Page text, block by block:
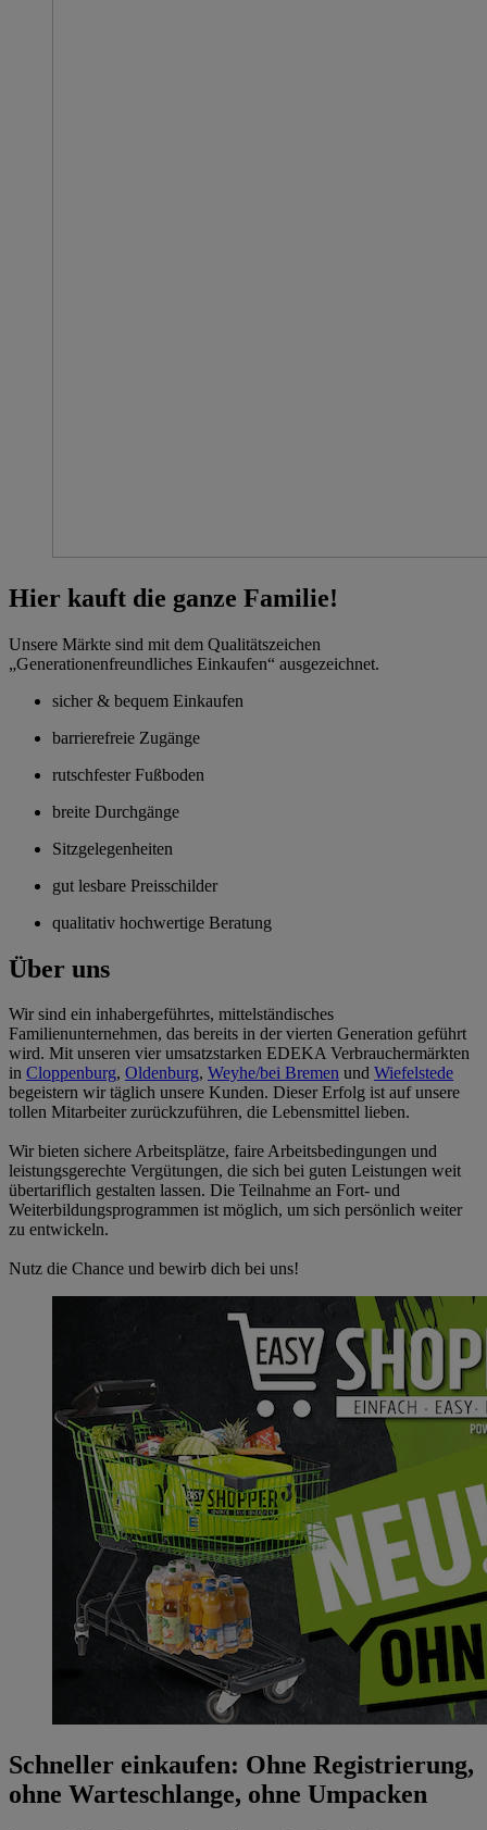
Hier kauft die ganze Familie!
Unsere Märkte sind mit dem Qualitätszeichen
„Generationenfreundliches Einkaufen“ ausgezeichnet.
sicher & bequem Einkaufen
barrierefreie Zugänge
rutschfester Fußboden
breite Durchgänge
Sitzgelegenheiten
gut lesbare Preisschilder
qualitativ hochwertige Beratung
Über uns
Wir sind ein inhabergeführtes, mittelständisches
Familienunternehmen, das bereits in der vierten Generation geführt
wird. Mit unseren vier umsatzstarken EDEKA Verbrauchermärkten
in Cloppenburg, Oldenburg, Weyhe/bei Bremen und Wiefelstede
begeistern wir täglich unsere Kunden. Dieser Erfolg ist auf unsere
tollen Mitarbeiter zurückzuführen, die Lebensmittel lieben.
Wir bieten sichere Arbeitsplätze, faire Arbeitsbedingungen und
leistungsgerechte Vergütungen, die sich bei guten Leistungen weit
übertariflich gestalten lassen. Die Teilnahme an Fort- und
Weiterbildungsprogrammen ist möglich, um sich persönlich weiter
zu entwickeln.
Nutz die Chance und bewirb dich bei uns!
Schneller einkaufen: Ohne Registrierung,
ohne Warteschlange, ohne Umpacken